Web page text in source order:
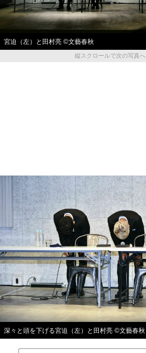
宮迫（左）と田村亮 ©文藝春秋
縦スクロールで次の写真へ
深々と頭を下げる宮迫（左）と田村亮 ©文藝春秋